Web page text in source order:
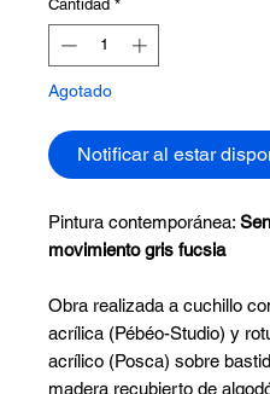
Cantidad *
Agotado
Notificar al estar
Pintura contemporánea:
movimiento gris fucsia
Obra realizada a cuchillo
acrílica (Pébéo-Studio) y
acrílico (Posca) sobre
madera recubierto de